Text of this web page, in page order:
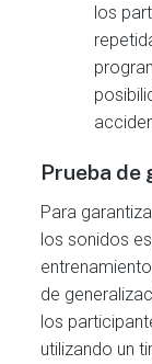
los
Prueba de
Para
los sonidos
de
los
utilizando un